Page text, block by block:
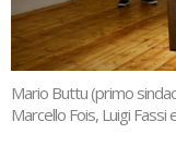
Mario Buttu (primo
Marcello Fois, Luigi Fassi